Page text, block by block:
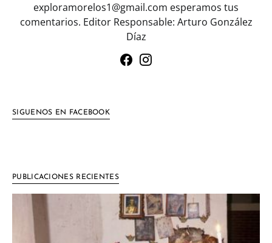
exploramorelos1@gmail.com esperamos tus
comentarios. Editor Responsable: Arturo González
Díaz
SIGUENOS EN FACEBOOK
PUBLICACIONES RECIENTES